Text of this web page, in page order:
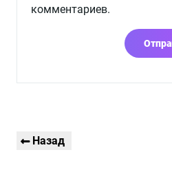
комментариев.
Навигация
Предыдущая
Назад